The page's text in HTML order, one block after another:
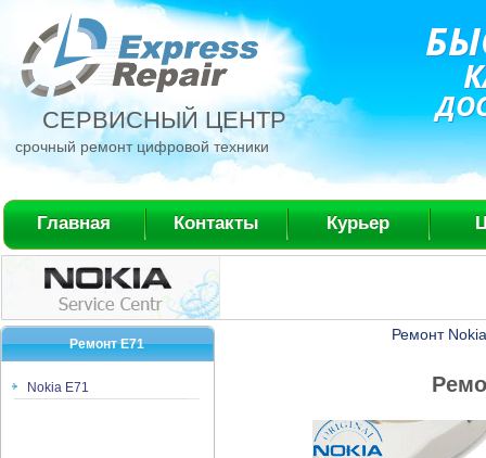
СЕРВИСНЫЙ ЦЕНТР
срочный ремонт цифровой техники
Главная Контакты Курьер
Ремонт E71
Nokia E71
Ремонт